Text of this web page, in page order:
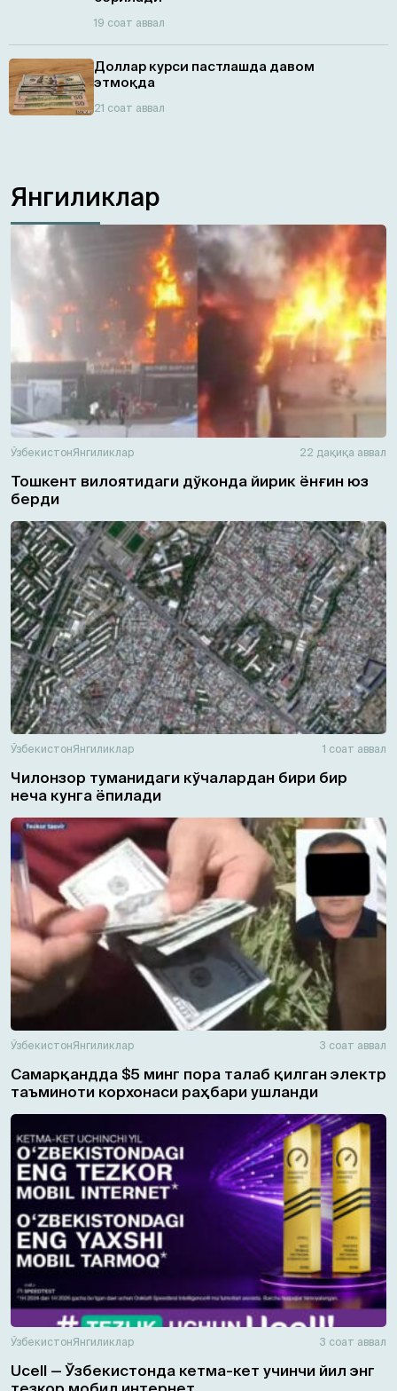
19 соат аввал
Доллар курси пастлашда давом
этмоқда
21 соат аввал
Янгиликлар
ЎзбекистонЯнгиликлар 22 дақиқа аввал
Тошкент вилоятидаги дўконда йирик ёнғин юз
берди
ЎзбекистонЯнгиликлар 1 соат аввал
Чилонзор туманидаги кўчалардан бири бир
неча кунга ёпилади
ЎзбекистонЯнгиликлар 3 соат аввал
Самарқандда $5 минг пора талаб қилган электр
таъминоти корхонаси раҳбари ушланди
ЎзбекистонЯнгиликлар 3 соат аввал
Ucell — Ўзбекистонда кетма-кет учинчи йил энг